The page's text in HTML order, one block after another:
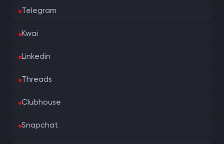
Telegram
Kwai
Linkedin
Threads
Clubhouse
Snapchat